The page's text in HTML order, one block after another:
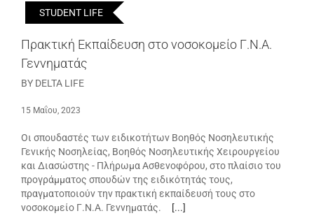
STUDENT LIFE
Πρακτική Εκπαίδευση στο νοσοκομείο Γ.Ν.Α.
Γεννηματάς
BY DELTA LIFE
15 Μαΐου, 2023
Οι σπουδαστές των ειδικοτήτων Βοηθός Νοσηλευτικής
Γενικής Νοσηλείας, Βοηθός Νοσηλευτικής Χειρουργείου
και Διασώστης - Πλήρωμα Ασθενοφόρου, στο πλαίσιο του
προγράμματος σπουδών της ειδικότητάς τους,
πραγματοποιούν την πρακτική εκπαίδευσή τους στο
νοσοκομείο Γ.Ν.Α. Γεννηματάς. [...]